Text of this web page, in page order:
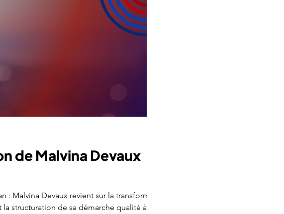
de Malvina Devaux
Malvina Devaux revient sur la transformation
structuration de sa démarche qualité à